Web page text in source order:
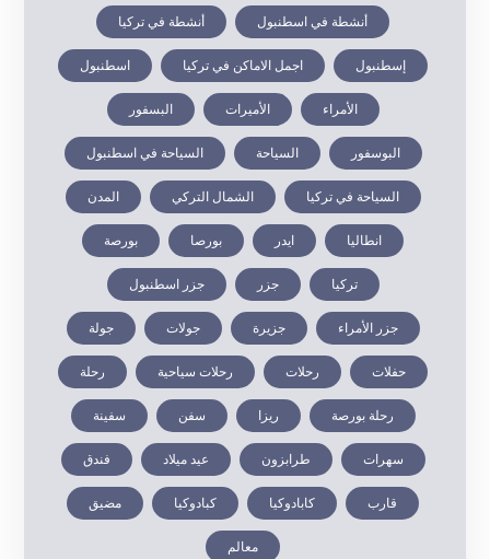
أنشطة في اسطنبول أنشطة في تركيا
إسطنبول اجمل الاماكن في تركيا اسطنبول
الأمراء الأميرات البسفور
البوسفور السياحة السياحة في اسطنبول
السياحة في تركيا الشمال التركي المدن
انطاليا ايدر بورصا بورصة
تركيا جزر جزر اسطنبول
جزر الأمراء جزيرة جولات جولة
حفلات رحلات رحلات سياحية رحلة
رحلة بورصة ريزا سفن سفينة
سهرات طرابزون عيد ميلاد فندق
قارب كابادوكيا كبادوكيا مضيق
معالم